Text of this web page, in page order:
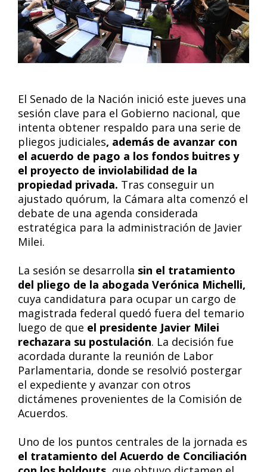
El Senado de la Nación inició este jueves una
sesión clave para el Gobierno nacional, que
intenta obtener respaldo para una serie de
pliegos judiciales, además de avanzar con
el acuerdo de pago a los fondos buitres y
el proyecto de inviolabilidad de la
propiedad privada. Tras conseguir un
ajustado quórum, la Cámara alta comenzó el
debate de una agenda considerada
estratégica para la administración de Javier
Milei.
La sesión se desarrolla sin el tratamiento
del pliego de la abogada Verónica Michelli,
cuya candidatura para ocupar un cargo de
magistrada federal quedó fuera del temario
luego de que el presidente Javier Milei
rechazara su postulación. La decisión fue
acordada durante la reunión de Labor
Parlamentaria, donde se resolvió postergar
el expediente y avanzar con otros
dictámenes provenientes de la Comisión de
Acuerdos.
Uno de los puntos centrales de la jornada es
el tratamiento del Acuerdo de Conciliación